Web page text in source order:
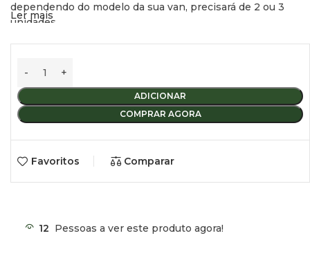
dependendo do modelo da sua van, precisará de 2 ou 3
unidades.
Ler mais
ADICIONAR
COMPRAR AGORA
Favoritos Comparar
12 Pessoas a ver este produto agora!